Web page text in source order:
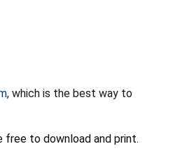
, which is the best way to
to download and print.